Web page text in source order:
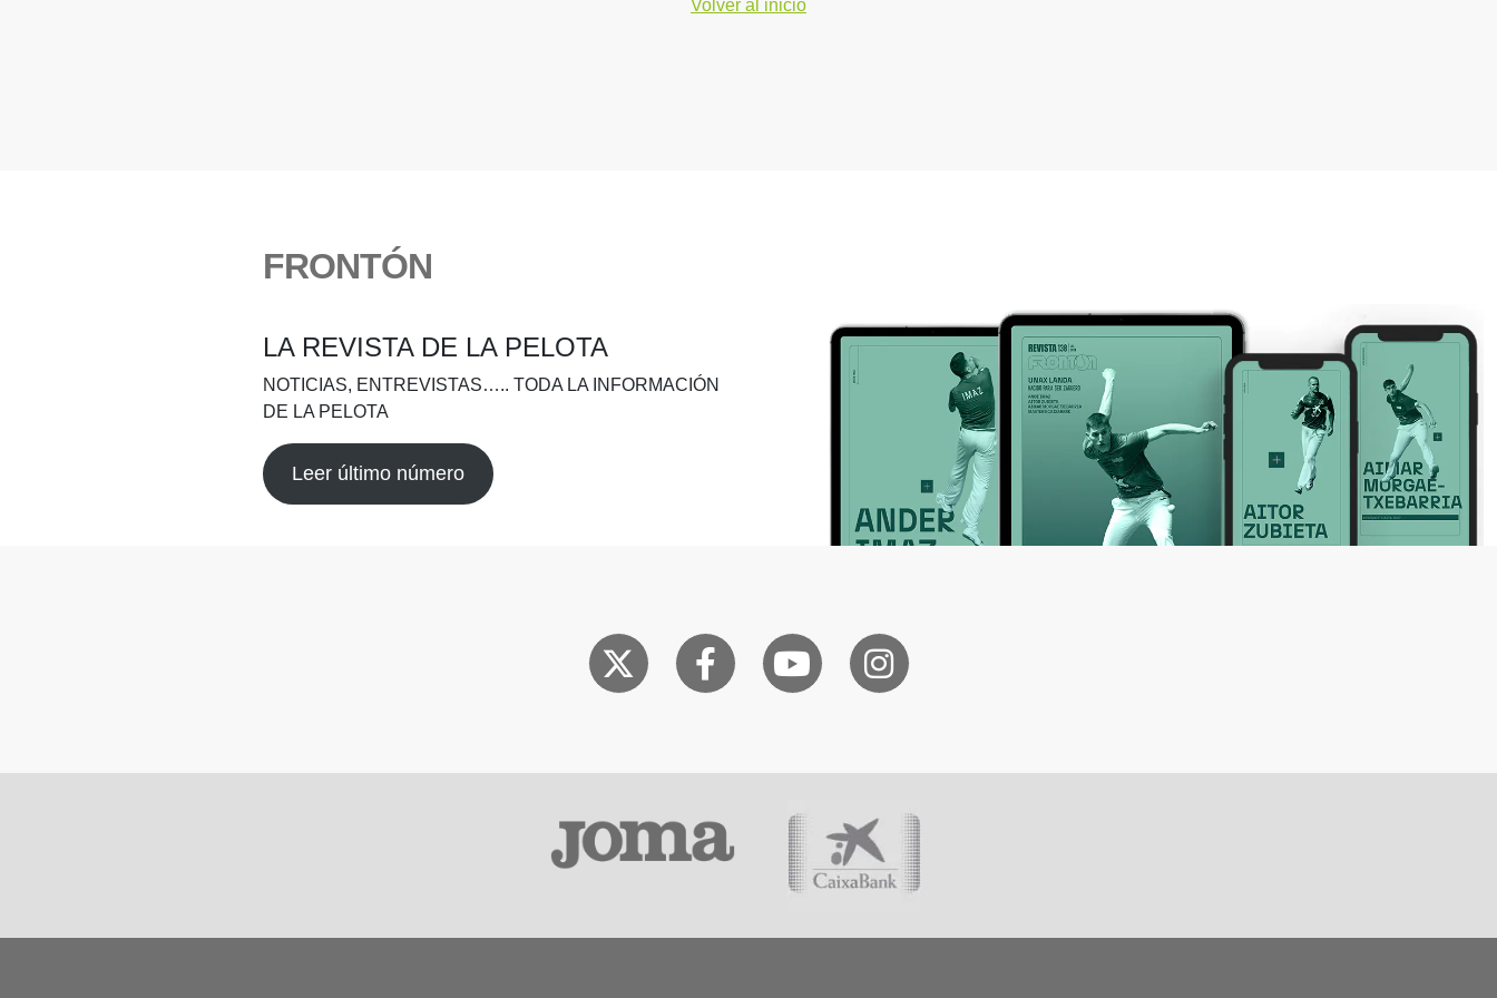
Volver al inicio
FRONTÓN
LA REVISTA DE LA PELOTA
NOTICIAS, ENTREVISTAS….. TODA LA INFORMACIÓN
DE LA PELOTA
Leer último número